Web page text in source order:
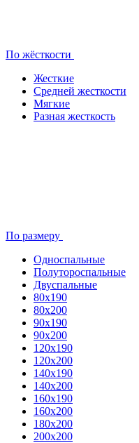
По жёсткости
Жесткие
Средней жесткости
Мягкие
Разная жесткость
По размеру
Односпальные
Полутороспальные
Двуспальные
80x190
80х200
90х190
90х200
120х190
120х200
140х190
140х200
160х190
160х200
180х200
200х200